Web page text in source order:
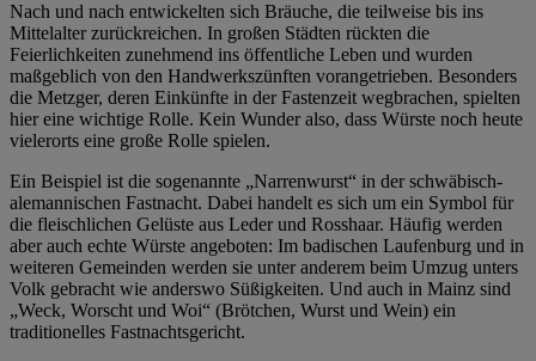
Nach und nach entwickelten sich Bräuche, die teilweise bis ins
Mittelalter zurückreichen. In großen Städten rückten die
Feierlichkeiten zunehmend ins öffentliche Leben und wurden
maßgeblich von den Handwerkszünften vorangetrieben. Besonders
die Metzger, deren Einkünfte in der Fastenzeit wegbrachen, spielten
hier eine wichtige Rolle. Kein Wunder also, dass Würste noch heute
vielerorts eine große Rolle spielen.
Ein Beispiel ist die sogenannte „Narrenwurst“ in der schwäbisch-
alemannischen Fastnacht. Dabei handelt es sich um ein Symbol für
die fleischlichen Gelüste aus Leder und Rosshaar. Häufig werden
aber auch echte Würste angeboten: Im badischen Laufenburg und in
weiteren Gemeinden werden sie unter anderem beim Umzug unters
Volk gebracht wie anderswo Süßigkeiten. Und auch in Mainz sind
„Weck, Worscht und Woi“ (Brötchen, Wurst und Wein) ein
traditionelles Fastnachtsgericht.